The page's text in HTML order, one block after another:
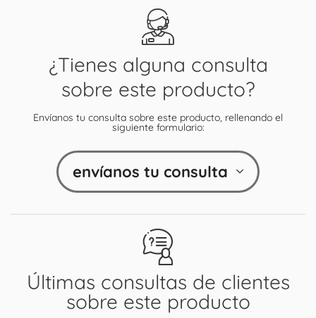
Últimas consultas de clientes
sobre este producto
¿Tienes alguna consulta
sobre este producto?
Envíanos tu consulta sobre este producto, rellenando el
siguiente formulario:
envíanos tu consulta